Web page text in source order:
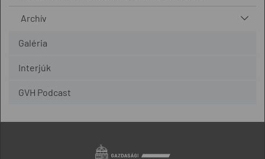
Archív
Galéria
Interjúk
GVH Podcast